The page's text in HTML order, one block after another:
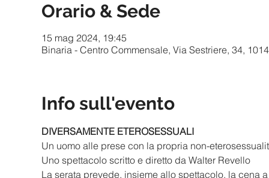
Orario & Sede
15 mag 2024, 19:45
Binaria - Centro Commensale, Via Sestriere, 34,
Info sull'evento
DIVERSAMENTE ETEROSESSUALI
Un uomo alle prese con la propria non-
Uno spettacolo scritto e diretto da Walter Revello
La serata prevede, insieme allo spettacolo, la cena